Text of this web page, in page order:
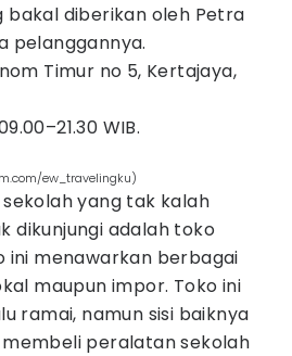
bakal diberikan oleh Petra
pelanggannya.
Timur no 5, Kertajaya,
WIB.
ew_travelingku)
yang tak kalah
dikunjungi adalah toko
ini menawarkan berbagai
maupun impor. Toko ini
ramai, namun sisi baiknya
peralatan sekolah